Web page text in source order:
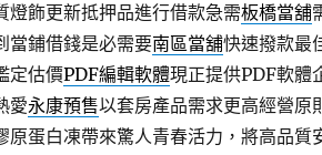
燈飾更新抵押品進行借款急需板橋當舖
當鋪借錢是必需要南區當舖快速撥款最
定估價PDF編輯軟體現正提供PDF軟體
愛永康預售以套房產品需求更高經營原
原蛋白凍帶來驚人青春活力，將高品質